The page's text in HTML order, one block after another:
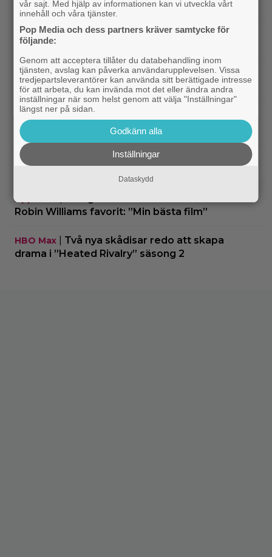
sina favoritserier: ”En av de bästa…”
Streamingtips|Nu på Viaplay: ”Stiliserat våld och
gapskratt” i oförutsägbar thriller från 2008
Netflix| 3 nya filmer på Netflix: Oscarsvinnaren
från 2025 klättrar på topplistan
Bioaktuellt|Efter 25 Beckfilmer – Anna Asp
hoppas nya filmen blir en snackis
IKEA hyllas världen över – efter briljant blinkning
Apple TV
Robin Williams favorit: ”Min bästa film”
HBO Max
Två nya skådisar redo att skapa
drama i ”Heated Rivalry” säsong 2
vår sajt. Med hjälp av informationen kan vi utveckla vårt
innehåll och våra tjänster.
Pop Media och dess partners kräver samtycke för
följande:
Genom att acceptera tillåter du databehandling inom
tjänsten, avslag kan påverka användarupplevelsen. Vissa
tredjepartsleverantörer kan använda sitt berättigade intresse
för att arbeta, du kan invända mot det eller ändra andra
inställningar när som helst genom att välja "Inställningar"
längst ner på sidan.
Godkänn alla
Inställningar
Dataskydd